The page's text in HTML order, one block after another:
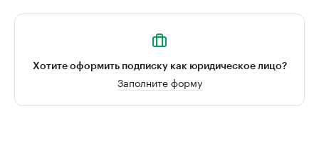
Хотите оформить подписку как юридическое лицо?
Заполните форму